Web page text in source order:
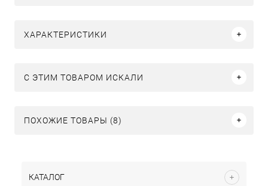
ХАРАКТЕРИСТИКИ
C ЭТИМ ТОВАРОМ ИСКАЛИ
ПОХОЖИЕ ТОВАРЫ (8)
КАТАЛОГ